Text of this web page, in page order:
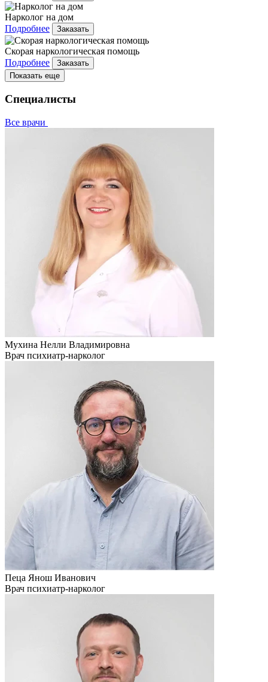
Нарколог на дом
Подробнее
Заказать
Скорая наркологическая помощь
Подробнее
Заказать
Показать еще
Специалисты
Все врачи
Мухина Нелли Владимировна
Врач психиатр-нарколог
Пеца Янош Иванович
Врач психиатр-нарколог